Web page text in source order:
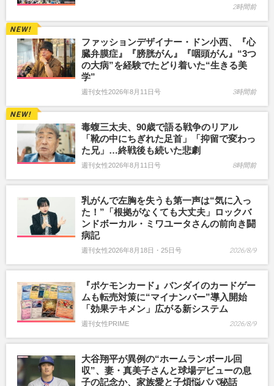
2時間前
ファッションデザイナー・ドン小西、『心
臓弁膜症』『膀胱がん』『咽頭がん』“3つ
の大病”を経験でたどり着いた“生きる美
学”
週刊女性2026年8月11日号 3時間前
毒蝮三太夫、90歳で語る戦争のリアル
「靴の中にちぎれた足首」「抑留で変わっ
た兄」…終戦後も続いた悲劇
週刊女性2026年8月11日号 8時間前
乳がんで左胸を失うも第一声は“気に入っ
た！”「根拠がなくても大丈夫」ロックバ
ンドボーカル・ミワユータさんの前向き闘
病記
週刊女性2026年8月18日・25日号 2026/8/9
『ポケモンカード』バンダイのカードゲー
ムも転売対策に“マイナンバー”導入開始
「効果テキメン」広がる新システム
週刊女性PRIME 2026/8/9
大谷翔平が異例の“ホームランボール回
収”、妻・真美子さんと球場デビューの息
子の記念か、家族愛と子煩悩パパ秘話